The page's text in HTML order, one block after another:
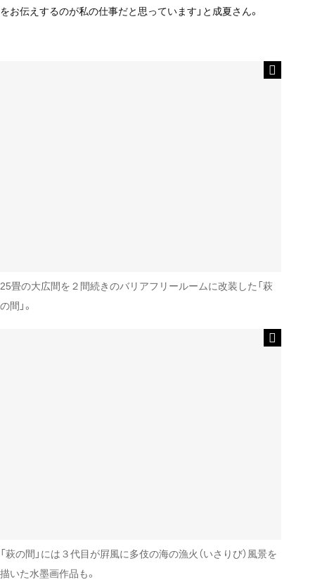
をお伝えするのが私の仕事だと思っています」と成夏さん。
25畳の大広間を２間続きのバリアフリールームに改装した「萩
の間」。
「萩の間」には３代目が屛風に多伎の海の漁火（いさりび）風景を
描いた水墨画作品も。